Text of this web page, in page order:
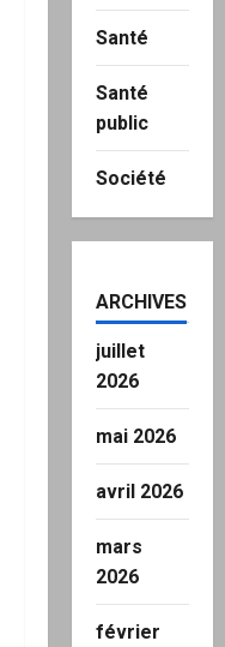
Santé
Santé
public
Société
ARCHIVES
juillet
2026
mai 2026
avril 2026
mars
2026
février